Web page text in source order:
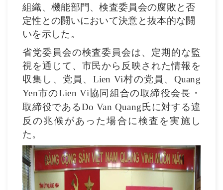
組織、機能部門、検査委員会の腐敗と否
定性との闘いにおいて決意と抜本的な闘
いを示した。
省党委員会の検査委員会は、定期的な監
視を通じて、市民から反映された情報を
収集し、党員、
Lien Vi村の党員、
Quang
Yen市のLien Vi協同組合の取締役会長・
取締役であるDo Van Quang氏に対する違
反の兆候があった場合に検査を実施し
た。